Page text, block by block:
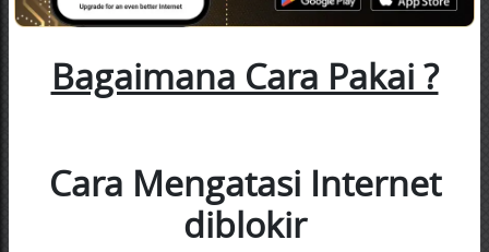
Bagaimana Cara Pakai ?
Cara Mengatasi Internet
diblokir